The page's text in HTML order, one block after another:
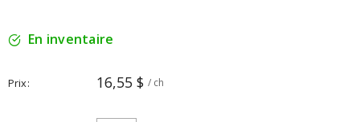
En inventaire
Prix 16,55 $ / ch